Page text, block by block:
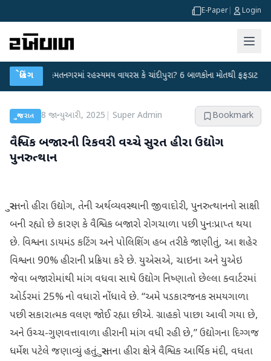
E-Paper Login
બ્રેકિંગ
હિંમતનગરમાં રહસ્યમય વાયરસ કે ચાંદીપુરા? 6 બાળકોના મોતથી ફફડાટ ●
ગુજરાત 8 જાન્યુઆરી, 2025 Super Admin Bookmark
વૈશ્વિક બજારની રિકવરી વચ્ચે સુરત હીરા ઉદ્યોગ
પુનરુત્થાન
સુરતનો હીરા ઉદ્યોગ, તેની અર્થવ્યવસ્થાની જીવાદોરી, પુનરુત્થાનનો સાક્ષી
બની રહ્યો છે કારણ કે વૈશ્વિક બજારો રોગચાળા પછી પુનઃપ્રાપ્ત થયા
છે. વિશ્વના ડાયમંડ કટિંગ અને પોલિશિંગ હબ તરીકે જાણીતું, આ શહેર
વિશ્વના 90% હીરાની પ્રક્રિયા કરે છે. યુએસએ, ચાઇના અને યુએઇ
જેવા બજારોમાંથી માંગ વધવા સાથે ઉદ્યોગ નિષ્ણાતો છેલ્લા ક્વાર્ટરમાં
ઓર્ડરમાં 25% નો વધારો નોંધાવે છે. “અમે પડકારજનક સમયગાળા
પછી સકારાત્મક વલણ જોઈ રહ્યા છીએ. ગ્રાહકો પાછા આવી ગયા છે,
અને ઉચ્ચ-ગુણવત્તાવાળા હીરાની માંગ વધી રહી છે,” ઉદ્યોગના દિગ્ગજ
ધર્મેશ પટેલે જણાવ્યું હતું. સુરતના હીરા ક્ષેત્રે વૈશ્વિક આર્થિક મંદી, વધતા